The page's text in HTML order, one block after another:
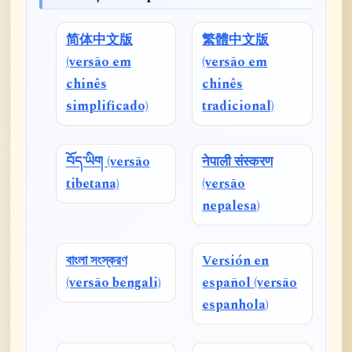
简体中文版
(versão em
chinês
simplificado)
繁體中文版
(versão em
chinês
tradicional)
བོད་ཡིག (versão
tibetana)
नेपाली संस्करण
(versão
nepalesa)
বাংলা সংস্করণ
(versão bengali)
Versión en
español (versão
espanhola)